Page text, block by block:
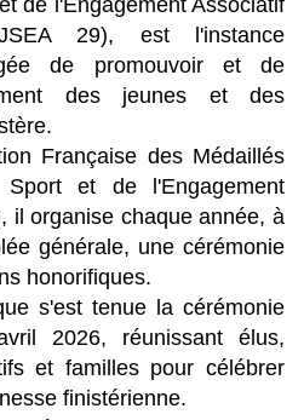
de l'Engagement Associatif
29), est l'instance
de promouvoir et de
des jeunes et des
Française des Médaillés
et de l'Engagement
il organise chaque année, à
générale, une cérémonie
honorifiques.
s'est tenue la cérémonie
2026, réunissant élus,
et familles pour célébrer
finistérienne.